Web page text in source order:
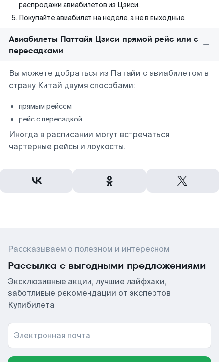
распродажи авиабилетов из Цзиси.
Покупайте авиабилет на неделе, а не в выходные.
Авиабилеты Паттайя Цзиси прямой рейс или с
пересадками
Вы можете добраться из Патайи с авиабилетом в
страну Китай двумя способами:
прямым рейсом
рейс с пересадкой
Иногда в расписании могут встречаться
чартерные рейсы и лоукосты.
Рассказываем о полезном и интересном
Рассылка с выгодными предложениями
Эксклюзивные акции, лучшие лайфхаки,
заботливые рекомендации от экспертов
Купибилета
Электронная почта